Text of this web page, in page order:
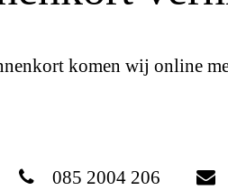
komen wij online
085 2004 206